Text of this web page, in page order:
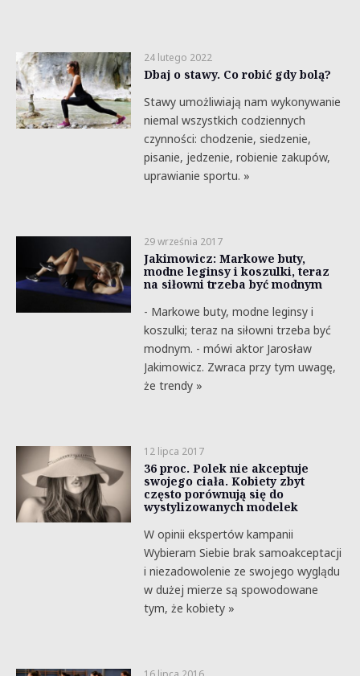
24 lutego 2022
Dbaj o stawy. Co robić gdy bolą?
Stawy umożliwiają nam wykonywanie
niemal wszystkich codziennych
czynności: chodzenie, siedzenie,
pisanie, jedzenie, robienie zakupów,
uprawianie sportu. »
29 września 2017
Jakimowicz: Markowe buty,
modne leginsy i koszulki, teraz
na siłowni trzeba być modnym
- Markowe buty, modne leginsy i
koszulki; teraz na siłowni trzeba być
modnym. - mówi aktor Jarosław
Jakimowicz. Zwraca przy tym uwagę,
że trendy »
12 lipca 2017
36 proc. Polek nie akceptuje
swojego ciała. Kobiety zbyt
często porównują się do
wystylizowanych modelek
W opinii ekspertów kampanii
Wybieram Siebie brak samoakceptacji
i niezadowolenie ze swojego wyglądu
w dużej mierze są spowodowane
tym, że kobiety »